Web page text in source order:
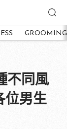
GROOMING
不同風
位男生